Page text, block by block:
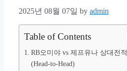
2025년 08월 07일 by admin
Table of Contents
RB오미야 vs 제프유나 상대전적
(Head-to-Head)